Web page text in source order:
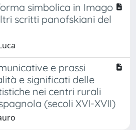
simbolica in Imago
scritti panofskiani del
e prassi
e significati delle
nei centri rurali
(secoli XVI-XVII)